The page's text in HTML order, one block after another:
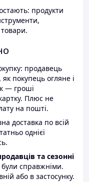
продукти
продавець
покупець огляне і
— гроші
Плюс не
на пошті.
доставка по всій
однієї
та сезонні
справжніми.
або в застосунку.